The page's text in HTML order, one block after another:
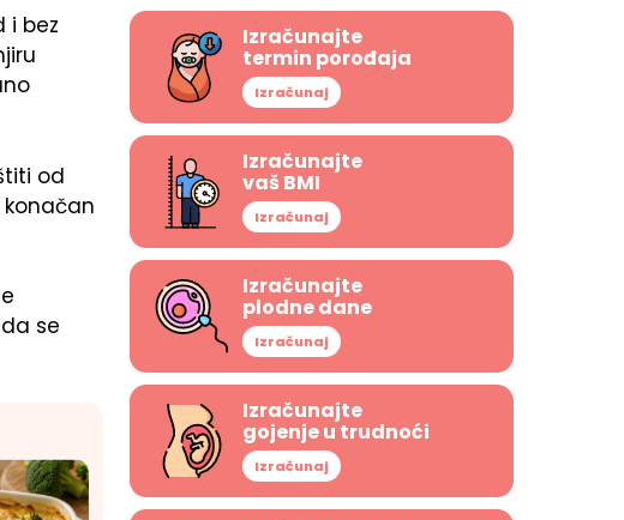
i bez
od
se
Izračunajte
termin porođaja
Izračunaj
Izračunajte
vaš BMI
Izračunaj
Izračunajte
plodne dane
Izračunaj
Izračunajte
gojenje u trudnoći
Izračunaj